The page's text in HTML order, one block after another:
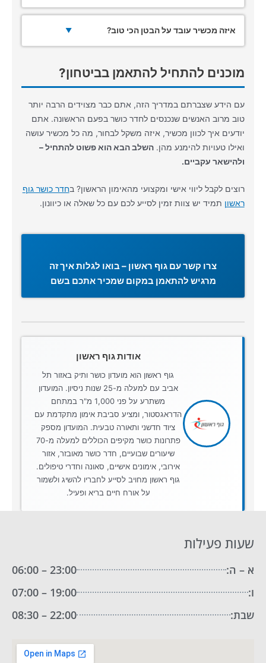
איזה מכשיר עובד על הבטן הכי טוב? ▼
מוכנים להתחיל להתאמן בביטחון?
עם הידע שצברתם במדריך הזה, אתם כבר מצוידים הרבה יותר
טוב מרוב האנשים שנכנסים לחדר כושר בפעם הראשונה. אתם
יודעים איך לכוון מכשיר, איזה משקל לבחור, מה כל מכשיר עושה
ואילו טעויות להימנע מהן.השלב הבא הוא פשוט להתחיל –
ולהישאר עקביים.
רוצים לקבל ליווי אישי ומקצועי מהאימון הראשון? בחדר כושר גוף
ראשון תמיד יש צוות זמין לסייע לכם עם כל שאלה או כיוונון.
צרו קשר עם גוף ראשון – בואו לגלות איך זה
מרגיש להתאמן במקום שמכיר אתכם בשם
אודות גוף ראשון
גוף ראשון הוא מועדון כושר ותיק באזור תל
אביב עם למעלה מ-25 שנות ניסיון. המועדון
משתרע על פני 1,000 מ"ר במתחם
הדראגסטור, ומציע סביבת אימון מתקדמת עם
ציוד חדשני ותאורה טבעית. המועדון מספק
פתרונות כושר מקיפים הכוללים למעלה מ-70
שיעורים שבועיים, חדר כושר מאובזר, אזור
אירובי, אימונים אישיים, סאונה וחדרי טיפולים.
גוף ראשון מחויב לסייע לחבריו להשיג ולשמור
על אורח חיים בריא ופעיל.
שעות פעילות
א – ה:
23:00 – 06:00
ו:
19:00 – 07:00
שבת:
22:00 – 08:30